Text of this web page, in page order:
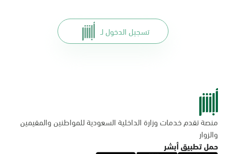
تسجيل الدخول لـ
منصة تقدم خدمات وزارة الداخلية السعودية للمواطنين والمقيمين
والزوار
حمل تطبيق أبشر